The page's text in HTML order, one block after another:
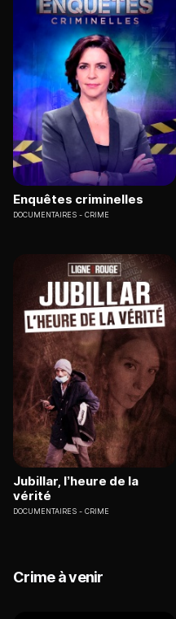
Enquêtes criminelles
DOCUMENTAIRES CRIME
Jubillar, l’heure de la
vérité
DOCUMENTAIRES CRIME
Crime à venir